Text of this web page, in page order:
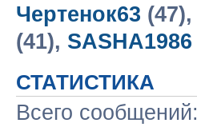
Чертенок63 (47),
(41), SASHA1986
СТАТИСТИКА
Всего сообщений: